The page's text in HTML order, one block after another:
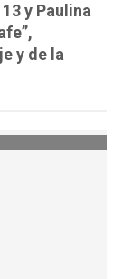
y Paulina
y de la